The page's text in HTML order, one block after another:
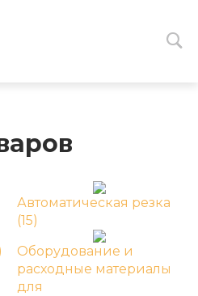
Автоматическая резка
(15)
Оборудование и
расходные материалы
для